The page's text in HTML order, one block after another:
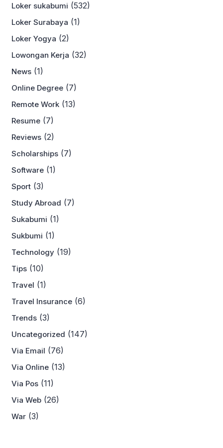
Loker sukabumi (532)
Loker Surabaya (1)
Loker Yogya (2)
Lowongan Kerja (32)
News (1)
Online Degree (7)
Remote Work (13)
Resume (7)
Reviews (2)
Scholarships (7)
Software (1)
Sport (3)
Study Abroad (7)
Sukabumi (1)
Sukbumi (1)
Technology (19)
Tips (10)
Travel (1)
Travel Insurance (6)
Trends (3)
Uncategorized (147)
Via Email (76)
Via Online (13)
Via Pos (11)
Via Web (26)
War (3)